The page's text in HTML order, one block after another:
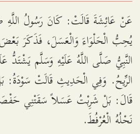
عَنْ عَائِشَةَ قَالَتْ: كَانَ رَسُولُ اللَّهِ
يُحِبُّ الْحَلْوَاءَ وَالْعَسَلَ، فَذَكَرَ
النَّبِيُّ صَلَّى اللَّهُ عَلَيْهِ وَسَلَّم يَشْتَدُّ
الرِّيحُ. وَفِي الْحَدِيثِ قَالَتْ سَوْدَةُ:
قَالَ: بَلْ شَرِبْتُ عَسَلاً سَقَتْنِي
نَحْلُهُ الْعُرْفُطَ.